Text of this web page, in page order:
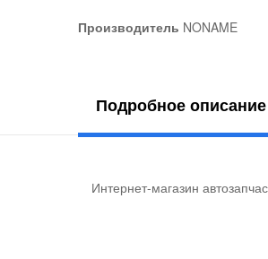
Производитель NONAME
Подробное описание
Интернет-магазин